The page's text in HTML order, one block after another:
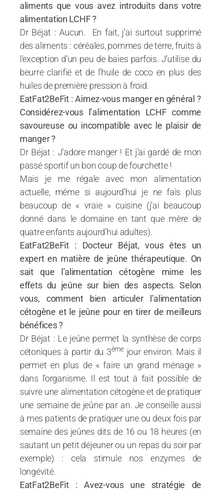
aliments que vous avez introduits dans votre
alimentation LCHF ?
Dr Béjat : Aucun. En fait, j’ai surtout supprimé
des aliments : céréales, pommes de terre, fruits à
l’exception d’un peu de baies parfois. J’utilise du
beurre clarifié et de l’huile de coco en plus des
huiles de première pression à froid.
EatFat2BeFit : Aimez-vous manger en général ?
Considérez-vous l’alimentation LCHF comme
savoureuse ou incompatible avec le plaisir de
manger ?
Dr Béjat : J’adore manger ! Et j’ai gardé de mon
passé sportif un bon coup de fourchette !
Mais je me régale avec mon alimentation
actuelle, même si aujourd’hui je ne fais plus
beaucoup de « vraie » cuisine (j’ai beaucoup
donné dans le domaine en tant que mère de
quatre enfants aujourd’hui adultes).
EatFat2BeFit : Docteur Béjat, vous êtes un
expert en matière de jeûne thérapeutique. On
sait que l’alimentation cétogène mime les
effets du jeûne sur bien des aspects. Selon
vous, comment bien articuler l’alimentation
cétogène et le jeûne pour en tirer de meilleurs
bénéfices ?
Dr Béjat : Le jeûne permet la synthèse de corps
cétoniques à partir du 3èmejour environ. Mais il
permet en plus de « faire un grand ménage »
dans l’organisme. Il est tout à fait possible de
suivre une alimentation cétogène et de pratiquer
une semaine de jeûne par an. Je conseille aussi
à mes patients de pratiquer une ou deux fois par
semaine des jeûnes dits de 16 ou 18 heures (en
sautant un petit déjeuner ou un repas du soir par
exemple) : cela stimule nos enzymes de
longévité.
EatFat2BeFit : Avez-vous une stratégie de